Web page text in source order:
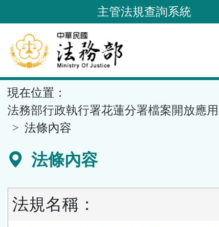
到
要
內
容
區
塊
主管法規查詢系統
現在位置：
法務部行政執行署花蓮分署檔案開放應
法條內容
法條內容
法規名稱：